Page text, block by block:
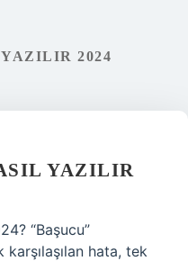
2024
YAZILIR
“Başucu”
karşılaşılan hata, tek